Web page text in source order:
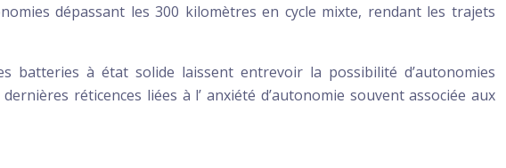
dépassant les 300 kilomètres en cycle mixte, rendant les trajets
batteries à état solide laissent entrevoir la possibilité d’autonomies
réticences liées à l’ anxiété d’autonomie souvent associée aux